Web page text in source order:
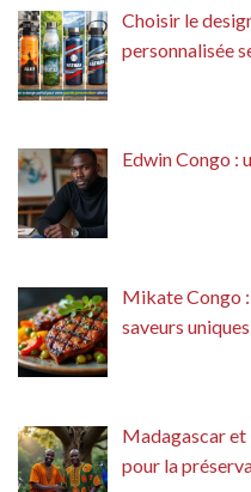
Choisir le
personnalisée
Edwin Congo :
Mikate Congo
saveurs uniques
Madagascar et
pour la